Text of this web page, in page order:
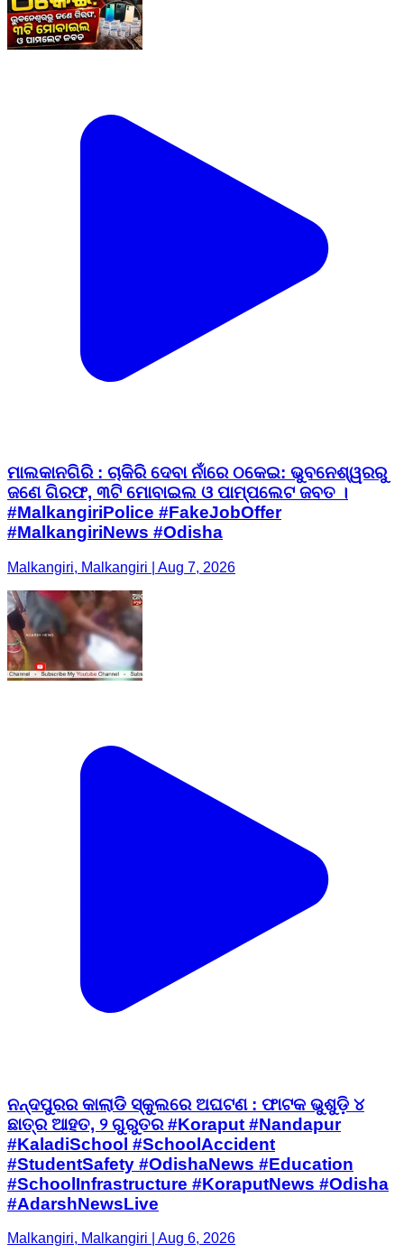
ମାଲକାନଗିରି : ​ଚାକିରି ଦେବା ନାଁରେ ଠକେଇ: ଭୁବନେଶ୍ୱରରୁ
ଜଣେ ଗିରଫ, ୩ଟି ମୋବାଇଲ ଓ ପାମ୍ପଲେଟ ଜବତ ।
#MalkangiriPolice #FakeJobOffer
#MalkangiriNews #Odisha
Malkangiri, Malkangiri | Aug 7, 2026
ନନ୍ଦପୁରର କାଲାଡି ସ୍କୁଲରେ ଅଘଟଣ : ଫାଟକ ଭୁଶୁଡ଼ି ୪
ଛାତ୍ର ଆହତ, ୨ ଗୁରୁତର #Koraput #Nandapur
#KaladiSchool #SchoolAccident
#StudentSafety #OdishaNews #Education
#SchoolInfrastructure #KoraputNews #Odisha
#AdarshNewsLive
Malkangiri, Malkangiri | Aug 6, 2026